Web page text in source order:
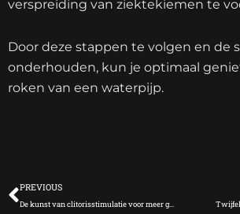
verspreiding van ziektekiemen te
Door deze stappen te volgen en de
onderhouden, kun je optimaal
roken van een waterpijp.
Vorige
PREVIOUS
De kunst van clitorisstimulatie voor meer genot Twijfel